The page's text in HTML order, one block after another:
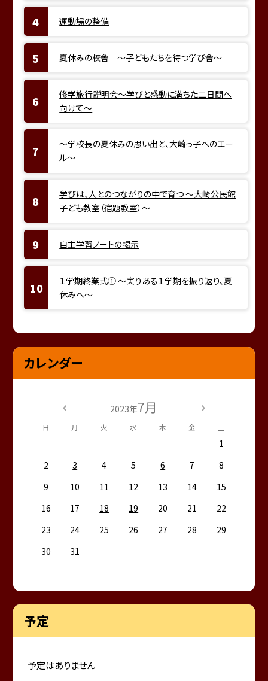
運動場の整備
夏休みの校舎 ～子どもたちを待つ学び舎～
修学旅行説明会～学びと感動に満ちた二日間へ
向けて～
～学校長の夏休みの思い出と、大崎っ子へのエー
ル～
学びは、人とのつながりの中で育つ ～大崎公民館
子ども教室（宿題教室）～
自主学習ノートの掲示
１学期終業式① ～実りある１学期を振り返り、夏
休みへ～
カレンダー
2023年7月
日 月 火 水 木 金 土
1
2
3 4 5 6 7
8
9
10 11 12 13 14
15
16
17 18 19 20 21
22
23
24 25 26 27 28
29
30
31
予定
予定はありません